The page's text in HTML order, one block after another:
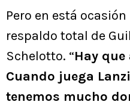
Pero en está
respaldo total de
Schelotto. “Hay
Cuando juega
tenemos mucho